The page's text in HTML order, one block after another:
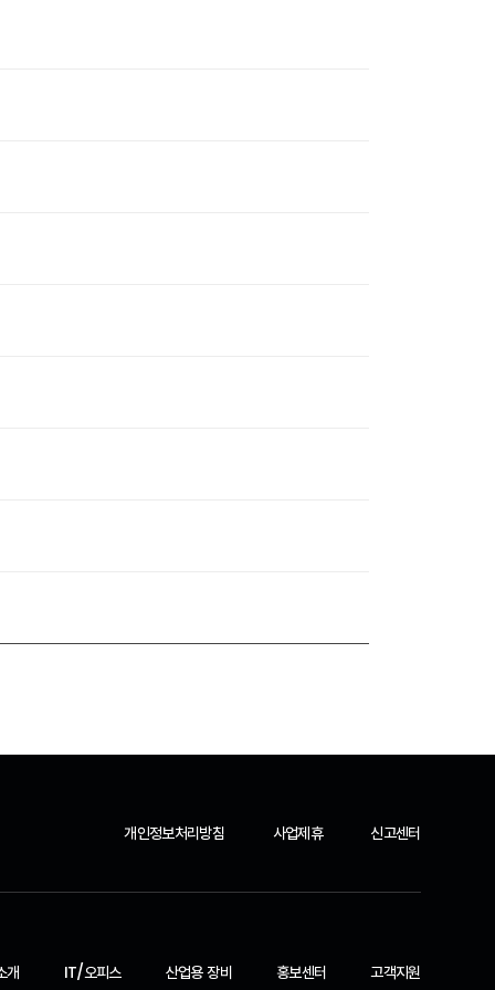
개인정보처리방침 사업제휴 신고센터
개 IT/오피스 산업용 장비 홍보센터 고객지원